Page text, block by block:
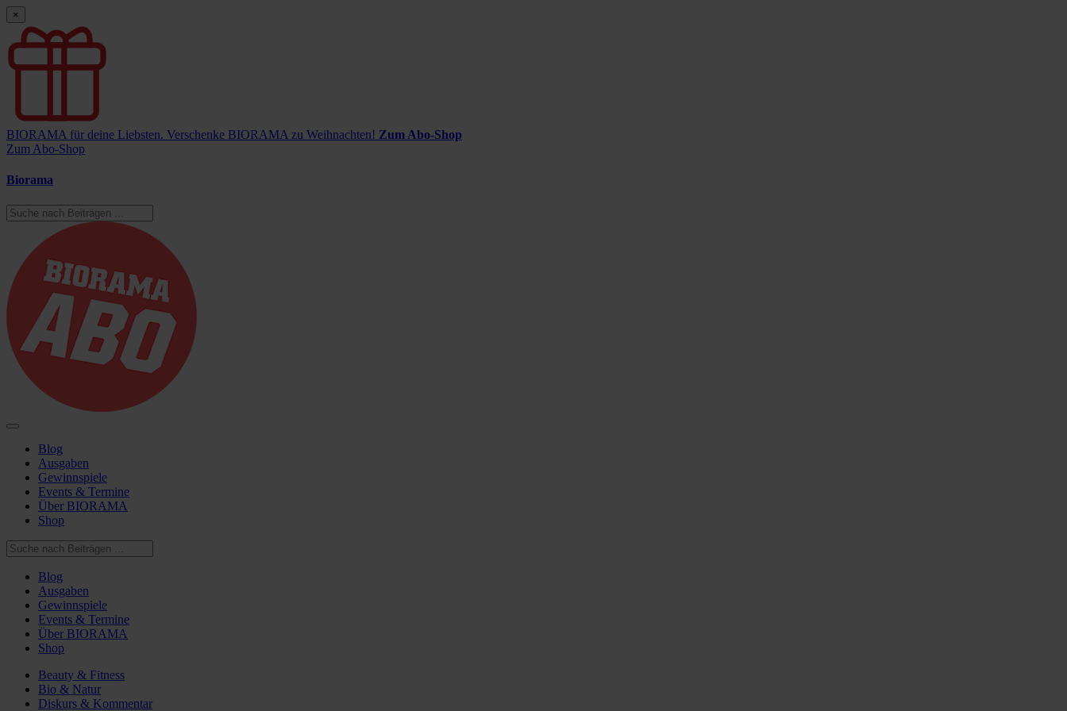
×
BIORAMA für deine Liebsten. Verschenke BIORAMA zu Weihnachten! Zum Abo-Shop
Zum Abo-Shop
Biorama
Blog
Ausgaben
Gewinnspiele
Events & Termine
Über BIORAMA
Shop
Blog
Ausgaben
Gewinnspiele
Events & Termine
Über BIORAMA
Shop
Beauty & Fitness
Bio & Natur
Diskurs & Kommentar